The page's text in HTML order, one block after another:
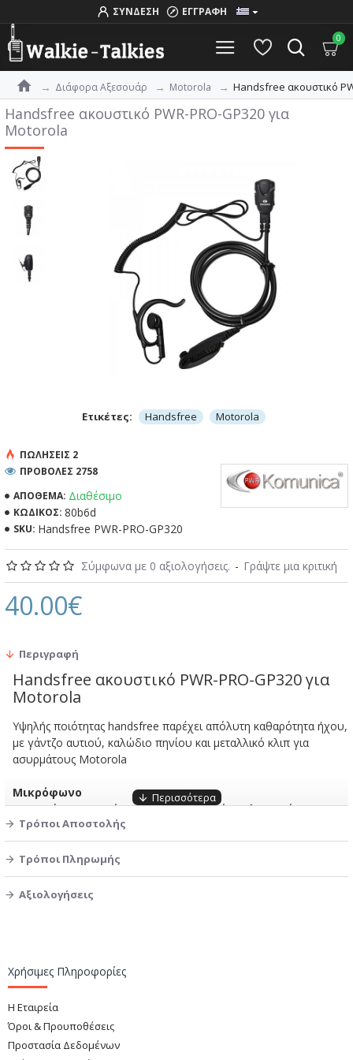
ΣΥΝΔΕΣΗ ΕΓΓΡΑΦΗ
0
Διάφορα Αξεσουάρ Motorola Handsfree ακουστικό
Handsfree ακουστικό PWR-PRO-GP320 για
Motorola
Ετικέτες: Handsfree Motorola
ΑΠΌΘΕΜΑ: Διαθέσιμο
ΚΩΔΙΚΌΣ: 80b6d
SKU: Handsfree PWR-PRO-GP320
ΠΩΛΉΣΕΙΣ 2
ΠΡΟΒΟΛΕΣ 2758
Σύμφωνα με 0 αξιολογήσεις. - Γράψτε μια κριτική
40.00€
Περιγραφή
Handsfree ακουστικό PWR-PRO-GP320 για
Motorola
Yψηλής ποιότητας handsfree παρέχει απόλυτη καθαρότητα ήχου,
με γάντζο αυτιού, καλώδιο πηνίου και μεταλλικό κλιπ για
ασυρμάτους Motorola
Μικρόφωνο
Τύπος Στοιχείου: Μη κατευθυντικός - Ηλεκτρικός
συμπυκνωτής
Ευαισθησία: -38dB (1V/1Pa)
Αντίσταση εξόδου: 2K ohm
Μέγεθος μικροφώνου: 32·216·15 mm
Επίπεδο εξόδου: 94 dB/0,05 Watt. 0,01 μέτρο.
Ισχύς εισόδου: 0,1 W
Μέγιστη ισχύς εισόδου: 0,2 W
Αντίσταση εξόδου: 32 ohms
Συμβατό με :
Τρόποι Αποστολής
Τρόποι Πληρωμής
Αξιολογήσεις
Χρήσιμες Πληροφορίες
Η Εταιρεία
Όροι & Προυποθέσεις
Προστασία Δεδομένων